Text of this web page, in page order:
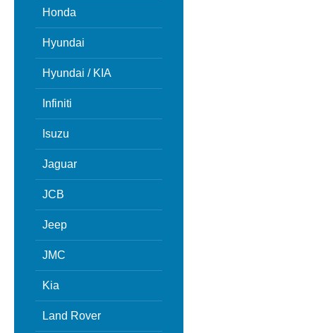
Honda
Hyundai
Hyundai / KIA
Infiniti
Isuzu
Jaguar
JCB
Jeep
JMC
Kia
Land Rover